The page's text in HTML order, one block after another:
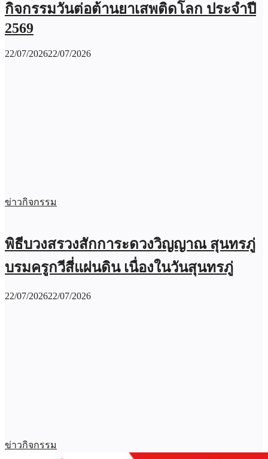
กิจกรรมวันต่อต้านยาเสพติดโลก ประจำปี
2569
22/07/202622/07/2026
ข่าวกิจกรรม
พิธีบวงสรวงสักการะดวงวิญญาณ สุนทรภู่
บรมครูกวีสี่แผ่นดิน เนื่องในวันสุนทรภู่
22/07/202622/07/2026
ข่าวกิจกรรม